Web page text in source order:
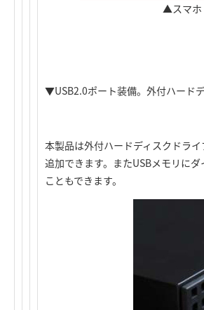
▲スマホ
▼USB2.0ポート装備。外付ハード
本製品は外付ハードディスクドラ
追加できます。またUSBメモリに
こともできます。